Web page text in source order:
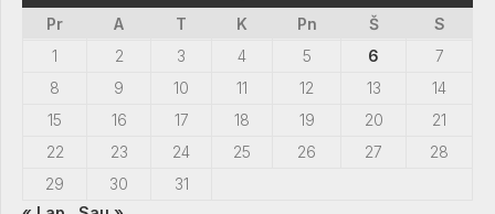
Pr
A T K Pn Š
S
1
2 3 4 5 6
7
8
9 10 11 12 13
14
15
16 17 18 19 20
21
22
23 24 25 26 27
28
29
30
31